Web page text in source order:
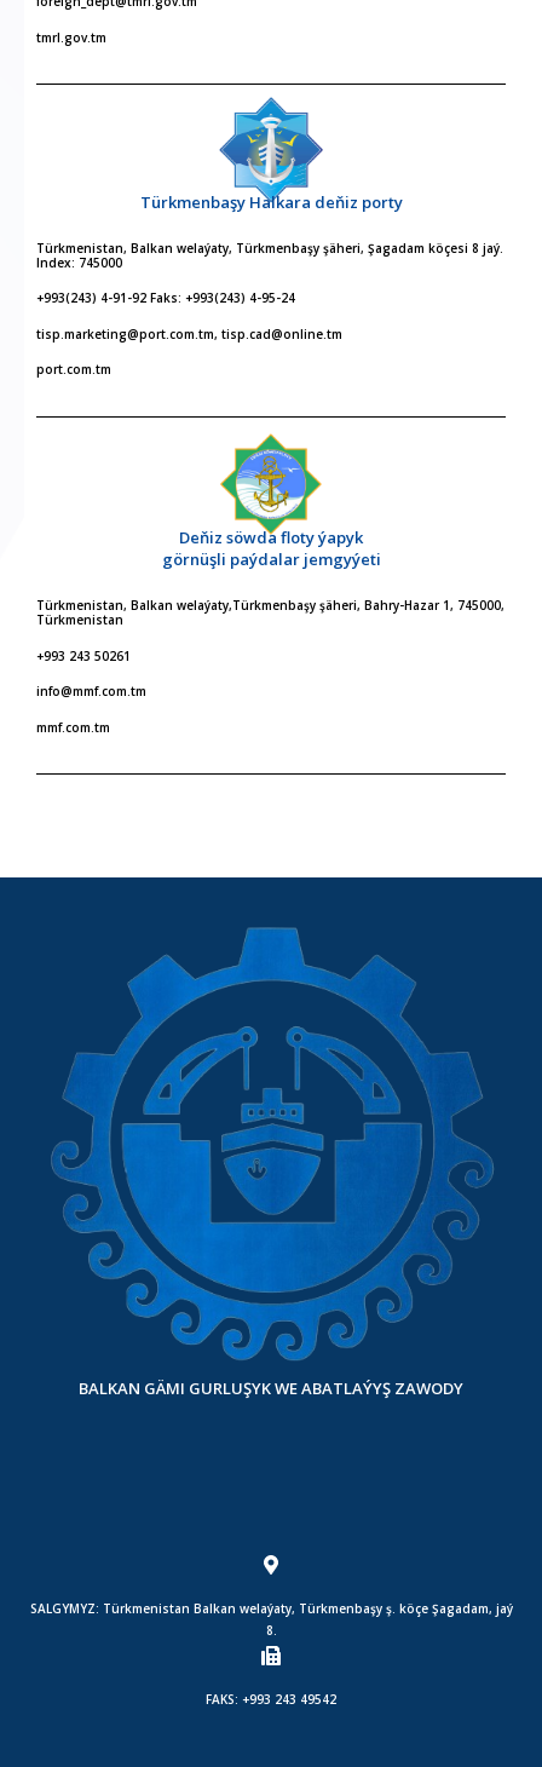
tmrl.gov.tm
Türkmenbaşy Halkara deňiz porty
Türkmenistan, Balkan welaýaty, Türkmenbaşy şäheri, Şagadam köçesi 8 jaý.
Index: 745000
+993(243) 4-91-92 Faks: +993(243) 4-95-24
tisp.marketing@port.com.tm, tisp.cad@online.tm
port.com.tm
Deňiz söwda floty ýapyk
görnüşli paýdalar jemgyýeti
Türkmenistan, Balkan welaýaty,Türkmenbaşy şäheri, Bahry-Hazar 1, 745000,
Türkmenistan
+993 243 50261
info@mmf.com.tm
mmf.com.tm
BALKAN GÄMI GURLUŞYK WE ABATLAÝYŞ ZAWODY
SALGYMYZ: Türkmenistan Balkan welaýaty, Türkmenbaşy ş. köçe Şagadam, jaý
8.
FAKS: +993 243 49542